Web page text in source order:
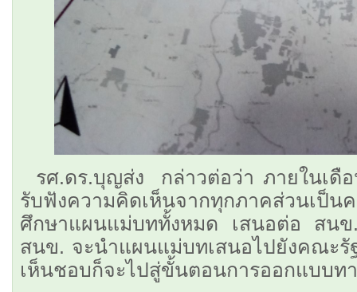
รศ.ดร.บุญส่ง กล่าวต่อว่า ภายในเดื
รับฟังความคิดเห็นจากทุกภาคส่วนเป็
ศึกษาแผนแม่บททั้งหมด เสนอต่อ ส
สนข. จะนำแผนแม่บทเสนอไปยังคณะ
เห็นชอบก็จะไปสู่ขั้นตอนการออกแบบท